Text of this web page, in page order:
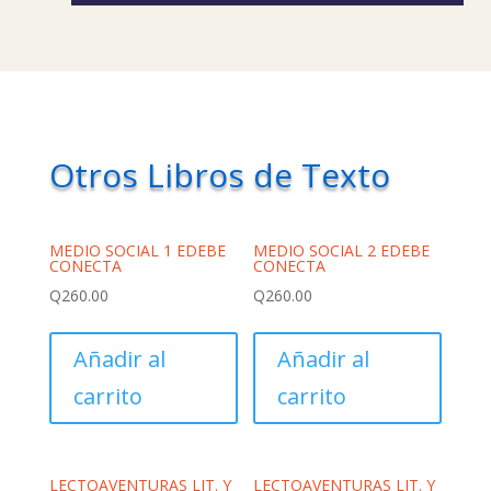
Otros Libros de Texto
MEDIO SOCIAL 1 EDEBE
CONECTA
Q260.00
Añadir al
carrito
MEDIO SOCIAL 2 EDEBE
CONECTA
Q260.00
Añadir al
carrito
LECTOAVENTURAS LIT. Y LECTOAVENTURAS LIT. Y